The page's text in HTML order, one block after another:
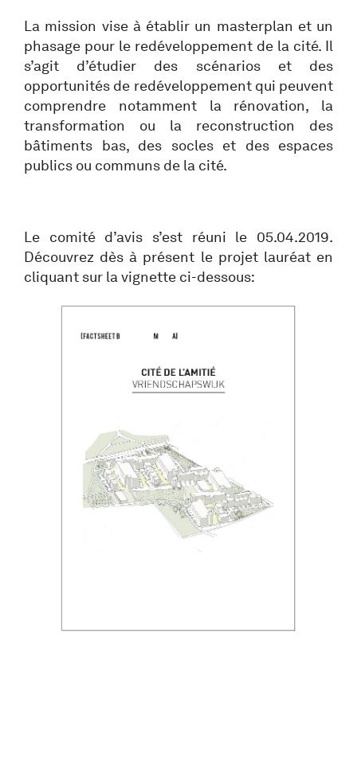
La mission vise à établir un masterplan et un
phasage pour le redéveloppement de la cité. Il
s’agit d’étudier des scénarios et des
opportunités de redéveloppement qui peuvent
comprendre notamment la rénovation, la
transformation ou la reconstruction des
bâtiments bas, des socles et des espaces
publics ou communs de la cité.
Le comité d’avis s’est réuni le 05.04.2019.
Découvrez dès à présent le projet lauréat en
cliquant sur la vignette ci-dessous: